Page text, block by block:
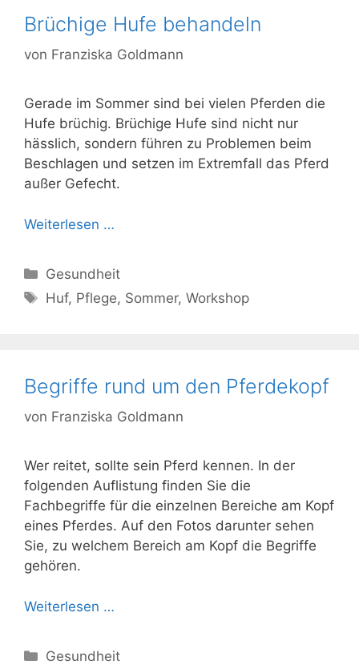
Brüchige Hufe behandeln
von Franziska Goldmann
Gerade im Sommer sind bei vielen Pferden die
Hufe brüchig. Brüchige Hufe sind nicht nur
hässlich, sondern führen zu Problemen beim
Beschlagen und setzen im Extremfall das Pferd
außer Gefecht.
Weiterlesen …
Kategorien
Gesundheit
Schlagwörter
Huf, Pflege, Sommer,Workshop
Begriffe rund um den Pferdekopf
von Franziska Goldmann
Wer reitet, sollte sein Pferd kennen. In der
folgenden Auflistung finden Sie die
Fachbegriffe für die einzelnen Bereiche am Kopf
eines Pferdes. Auf den Fotos darunter sehen
Sie, zu welchem Bereich am Kopf die Begriffe
gehören.
Weiterlesen …
Kategorien
Gesundheit